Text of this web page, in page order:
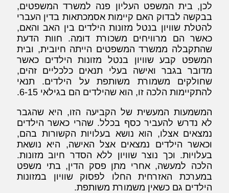
לכן, בית המשפט העליון פנה למשרד המשפטים,
בבקשה לבדוק האם קיימות אסמכתאות בדין העברי
להטלת שוויון בנטל מזונות הילדים בין האב והאם,
כאשר הם מרוויחים משכורת דומה. חוות הדעת
שהתקבלה ממשרד המשפטים הייתה חיובית, ובית
המשפט קבע שוויון בנטל מזונות הילדים כאשר
מדובר בגבר ואישה בעלי תנאים כלכליים זהים,
שחולקים משמורת משותפת על הילדים. תנאי
להתקיימות הלכה זו, הוא שהילדים הם בגילאי 6-15.
המשמעות המעשית של הקביעה הזו, היא שהגבר
לא נדרש להעביר כסף בכלל. שהרי כאשר הילדים
נמצאים אצלו, הוא נושא בעלויות הקשורות בהם,
וכאשר הילדים נמצאים אצל האישה, היא נושאת
בעלויות. וכך נוצר שוויון ללא הסדר חיוב מזונות.
הלכה למעשה, אחרי מתן פסק הדין, בתי משפט
במערכת האזרחית החלו לפסוק שוויון במזונות
הילדים גם כשאין משמורת משותפת.